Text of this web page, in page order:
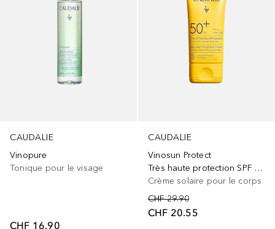
CAUDALIE
Vinopure
Tonique pour le visage
CHF 16.90
CAUDALIE
Vinosun Protect
Très haute protection SPF 50+
Crème solaire pour le corps
CHF 29.90
CHF 20.55